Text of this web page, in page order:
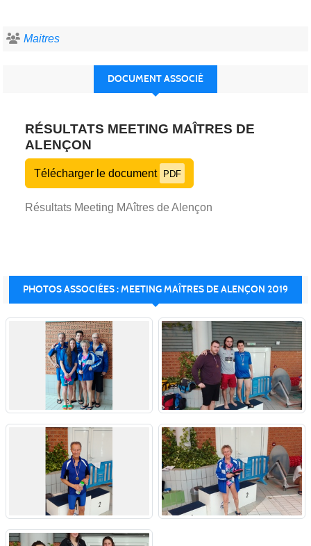
Maitres
DOCUMENT ASSOCIÉ
RÉSULTATS MEETING MAÎTRES DE
ALENÇON
Télécharger le document PDF
Résultats Meeting MAîtres de Alençon
PHOTOS ASSOCIÉES : MEETING MAÎTRES DE ALENÇON 2019